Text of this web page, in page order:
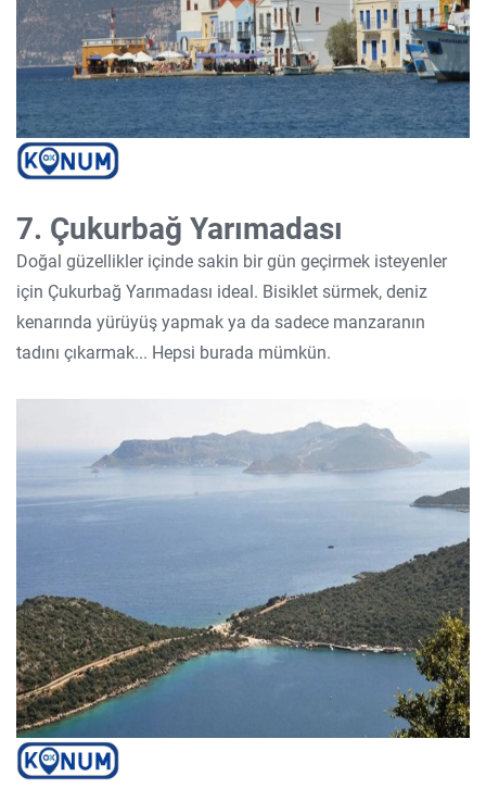
7. Çukurbağ Yarımadası
Doğal güzellikler içinde sakin bir gün geçirmek isteyenler
için Çukurbağ Yarımadası ideal. Bisiklet sürmek, deniz
kenarında yürüyüş yapmak ya da sadece manzaranın
tadını çıkarmak... Hepsi burada mümkün.